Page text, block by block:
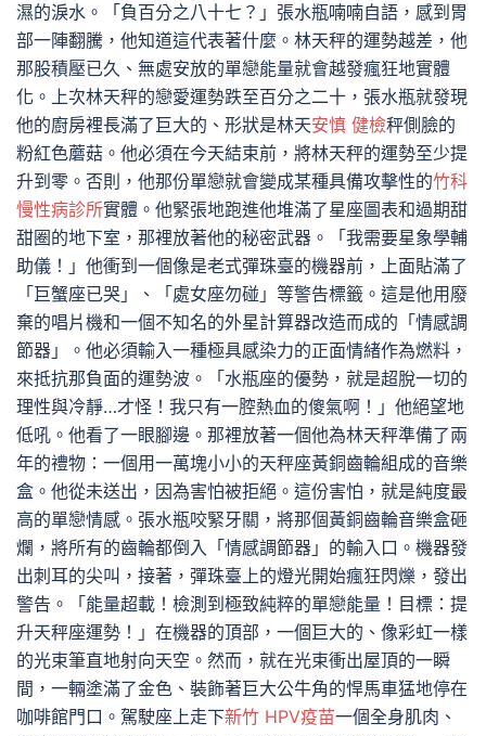
濕的淚水。「負百分之八十七？」張水瓶喃喃自語，感到胃
部一陣翻騰，他知道這代表著什麼。林天秤的運勢越差，他
那股積壓已久、無處安放的單戀能量就會越發瘋狂地實體
化。上次林天秤的戀愛運勢跌至百分之二十，張水瓶就發現
他的廚房裡長滿了巨大的、形狀是林天安慎 健檢秤側臉的
粉紅色蘑菇。他必須在今天結束前，將林天秤的運勢至少提
升到零。否則，他那份單戀就會變成某種具備攻擊性的竹科
慢性病診所實體。他緊張地跑進他堆滿了星座圖表和過期甜
甜圈的地下室，那裡放著他的秘密武器。「我需要星象學輔
助儀！」他衝到一個像是老式彈珠臺的機器前，上面貼滿了
「巨蟹座已哭」、「處女座勿碰」等警告標籤。這是他用廢
棄的唱片機和一個不知名的外星計算器改造而成的「情感調
節器」。他必須輸入一種極具感染力的正面情緒作為燃料，
來抵抗那負面的運勢波。「水瓶座的優勢，就是超脫一切的
理性與冷靜…才怪！我只有一腔熱血的傻氣啊！」他絕望地
低吼。他看了一眼腳邊。那裡放著一個他為林天秤準備了兩
年的禮物：一個用一萬塊小小的天秤座黃銅齒輪組成的音樂
盒。他從未送出，因為害怕被拒絕。這份害怕，就是純度最
高的單戀情感。張水瓶咬緊牙關，將那個黃銅齒輪音樂盒砸
爛，將所有的齒輪都倒入「情感調節器」的輸入口。機器發
出刺耳的尖叫，接著，彈珠臺上的燈光開始瘋狂閃爍，發出
警告。「能量超載！檢測到極致純粹的單戀能量！目標：提
升天秤座運勢！」在機器的頂部，一個巨大的、像彩虹一樣
的光束筆直地射向天空。然而，就在光束衝出屋頂的一瞬
間，一輛塗滿了金色、裝飾著巨大公牛角的悍馬車猛地停在
咖啡館門口。駕駛座上走下新竹 HPV疫苗一個全身肌肉、